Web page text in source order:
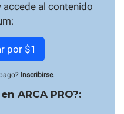
accede al contenido
por $1
Inscribirse.
ARCA PRO?: